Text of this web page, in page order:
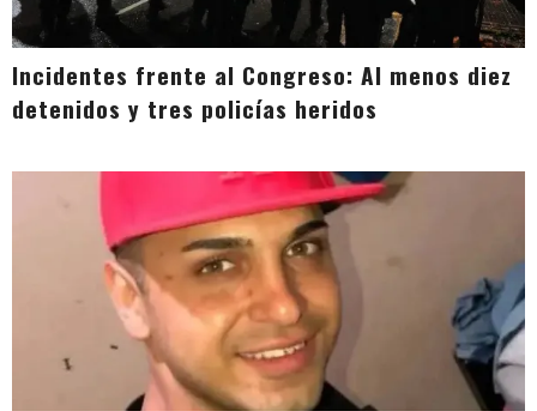
Incidentes frente al Congreso: Al menos diez
detenidos y tres policías heridos